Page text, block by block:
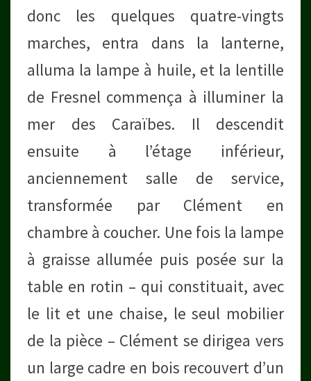
donc les quelques quatre-vingts
marches, entra dans la lanterne,
alluma la lampe à huile, et la lentille
de Fresnel commença à illuminer la
mer des Caraïbes. Il descendit
ensuite à l’étage inférieur,
anciennement salle de service,
transformée par Clément en
chambre à coucher. Une fois la lampe
à graisse allumée puis posée sur la
table en rotin – qui constituait, avec
le lit et une chaise, le seul mobilier
de la pièce – Clément se dirigea vers
un large cadre en bois recouvert d’un